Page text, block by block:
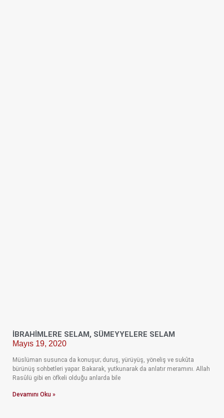
İBRAHİMLERE SELAM, SÜMEYYELERE SELAM
Mayıs 19, 2020
Müslüman susunca da konuşur; duruş, yürüyüş, yöneliş ve sukûta
bürünüş sohbetleri yapar. Bakarak, yutkunarak da anlatır meramını. Allah
Rasûlü gibi en öfkeli olduğu anlarda bile
Devamını Oku »